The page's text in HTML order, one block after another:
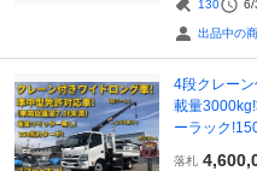
130 6/
出品中の
4段クレー
載量
ーラック
落札